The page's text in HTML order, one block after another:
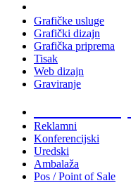
Grafičke usluge
Grafički dizajn
Grafička priprema
Tisak
Web dizajn
Graviranje
Reklamni
Konferencijski
Uredski
Ambalaža
Pos / Point of Sale